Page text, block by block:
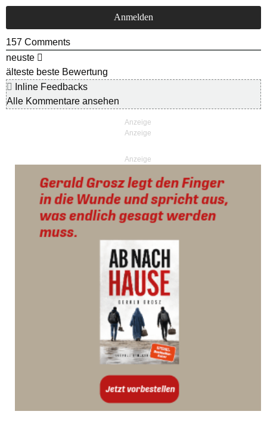
157 Comments
neuste
älteste beste Bewertung
Inline Feedbacks
Alle Kommentare ansehen
Anzeige